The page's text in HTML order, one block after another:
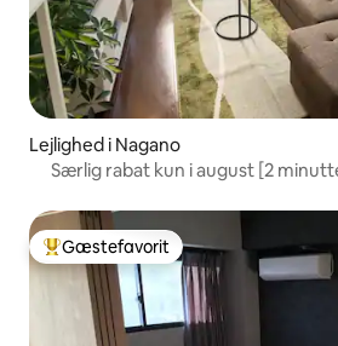
Lejlighed i Nagano
Særlig rabat kun i august [2
seng, tidlig rabat
Bedste gæstefavorit
Gæstefavorit